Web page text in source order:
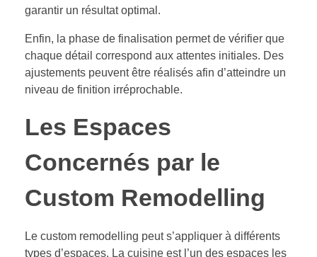
garantir un résultat optimal.
Enfin, la phase de finalisation permet de vérifier que
chaque détail correspond aux attentes initiales. Des
ajustements peuvent être réalisés afin d’atteindre un
niveau de finition irréprochable.
Les Espaces
Concernés par le
Custom Remodelling
Le custom remodelling peut s’appliquer à différents
types d’espaces. La cuisine est l’un des espaces les